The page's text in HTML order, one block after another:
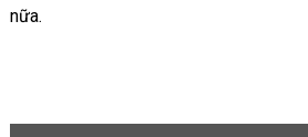
nữa.